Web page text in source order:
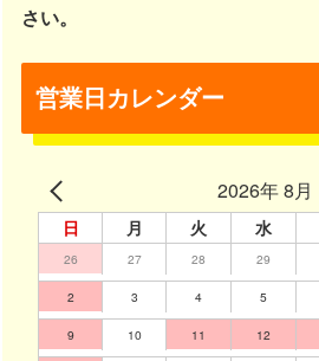
さい。
営業日カレンダー
2026年 8月
日 月 火 水
26 27 28 29
2 3 4 5
9 10 11 12